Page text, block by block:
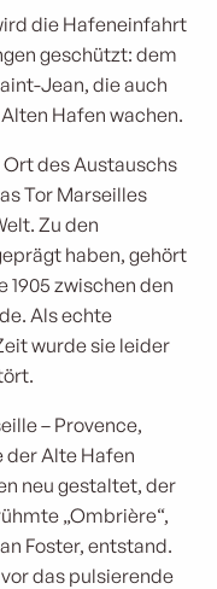
die Hafeneinfahrt
geschützt: dem
Jean, die auch
Hafen wachen.
des Austauschs
Tor Marseilles
Zu den
haben, gehört
zwischen den
Als echte
wurde sie leider
– Provence,
der Alte Hafen
neu gestaltet, der
„Ombrière“,
Foster, entstand.
das pulsierende